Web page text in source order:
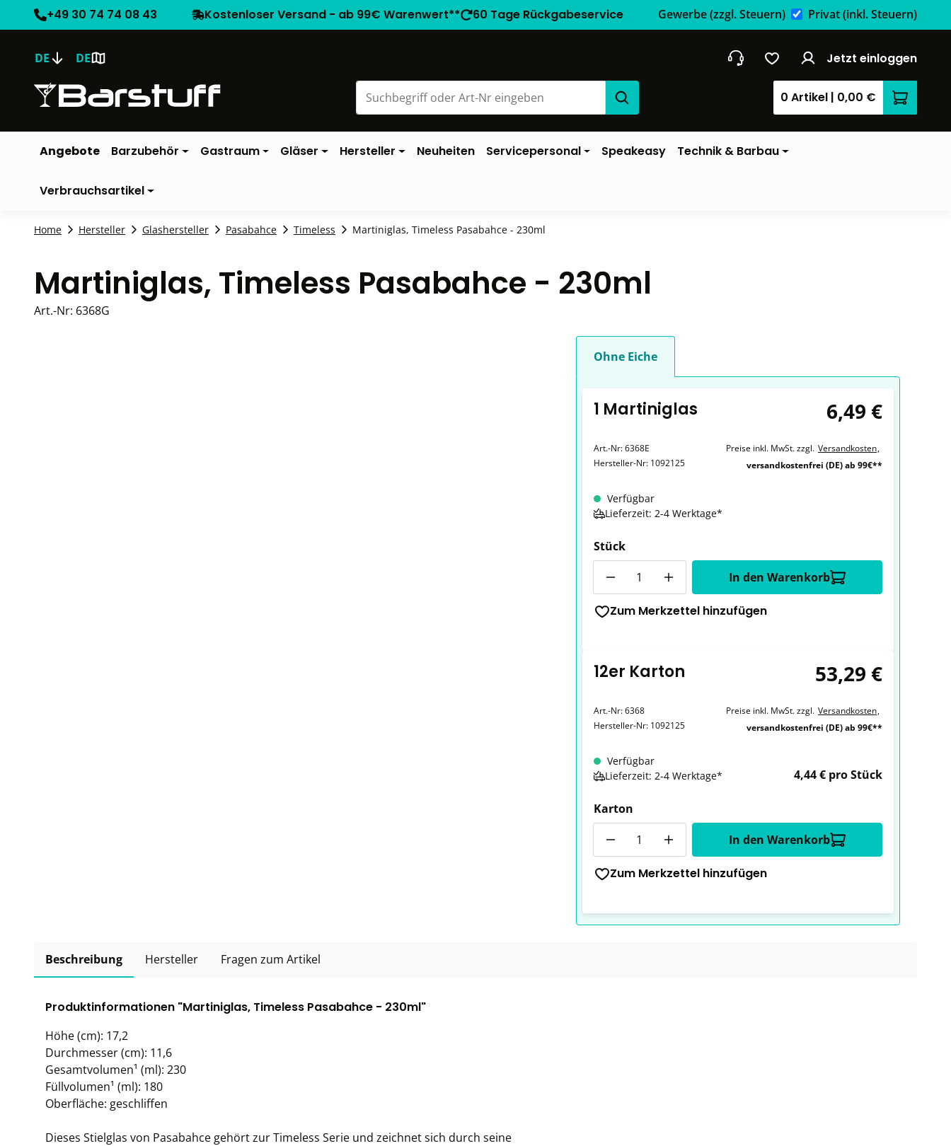
+49 30 74 74 08 43 Kostenloser Versand - ab 99€ Warenwert** 60 Tage Rückgabeservice Gewerbe(zzgl. Steuern) Privat(inkl. Steuern)
DE DE Jetzt einloggen
0 Artikel | 0,00 €
Angebote Barzubehör Gastraum Gläser Hersteller Neuheiten Servicepersonal Speakeasy Technik & Barbau
Verbrauchsartikel
Home Hersteller Glashersteller Pasabahce Timeless Martiniglas, Timeless Pasabahce - 230ml
Martiniglas, Timeless Pasabahce - 230ml
Art.-Nr: 6368G
Ohne Eiche
1 Martiniglas 6,49 €
Art.-Nr:6368E
Hersteller-Nr: 1092125
Preise inkl. MwSt. zzgl. Versandkosten,
versandkostenfrei (DE) ab 99€**
Verfügbar
Lieferzeit: 2-4 Werktage*
Stück
In den Warenkorb
Zum Merkzettel hinzufügen
12er Karton 53,29 €
Art.-Nr:6368
Hersteller-Nr: 1092125
Preise inkl. MwSt. zzgl. Versandkosten,
versandkostenfrei (DE) ab 99€**
Verfügbar
Lieferzeit: 2-4 Werktage*
4,44 € pro Stück
Karton
In den Warenkorb
Zum Merkzettel hinzufügen
Beschreibung Hersteller Fragen zum Artikel
Produktinformationen "Martiniglas, Timeless Pasabahce - 230ml"
Höhe (cm): 17,2
Durchmesser (cm): 11,6
Gesamtvolumen¹ (ml): 230
Füllvolumen¹ (ml): 180
Oberfläche: geschliffen
Dieses Stielglas von Pasabahce gehört zur Timeless Serie und zeichnet sich durch seine